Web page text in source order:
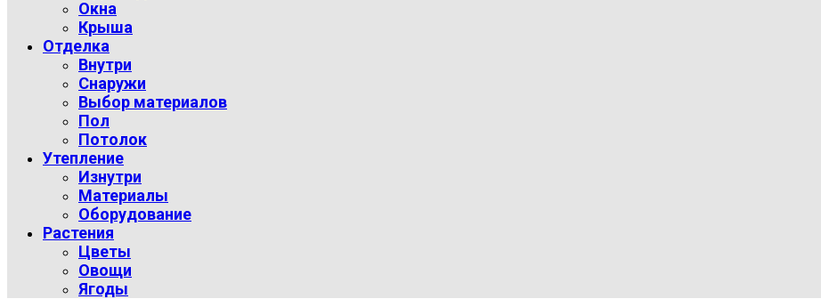
Окна
Крыша
Отделка
Внутри
Снаружи
Выбор материалов
Пол
Потолок
Утепление
Изнутри
Материалы
Оборудование
Растения
Цветы
Овощи
Ягоды